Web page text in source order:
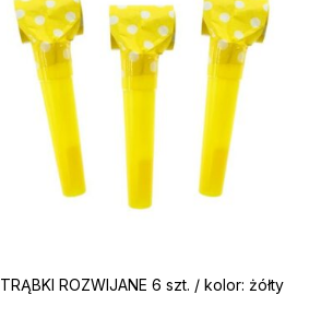
TRĄBKI ROZWIJANE 6 szt. / kolor: żółty